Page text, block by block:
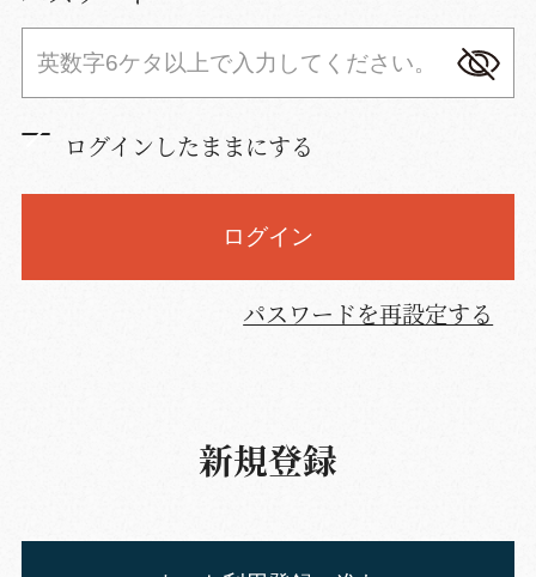
ログインしたままにする
ログイン
パスワードを再設定する
新規登録